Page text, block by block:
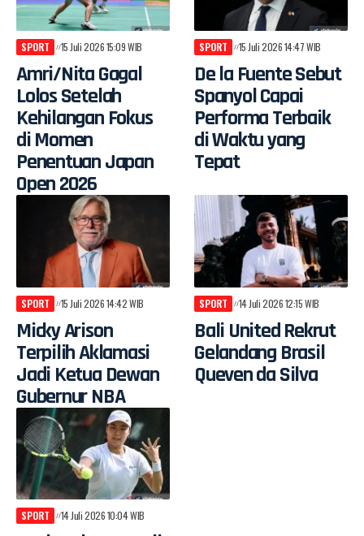
SPORT 15 Juli 2026 15:09 WIB
Amri/Nita Gagal
Lolos Setelah
Kehilangan Fokus
di Momen
Penentuan Japan
Open 2026
SPORT 15 Juli 2026 14:47 WIB
De la Fuente Sebut
Spanyol Capai
Performa Terbaik
di Waktu yang
Tepat
SPORT 15 Juli 2026 14:42 WIB
Micky Arison
Terpilih Aklamasi
Jadi Ketua Dewan
Gubernur NBA
SPORT 14 Juli 2026 12:15 WIB
Bali United Rekrut
Gelandang Brasil
Queven da Silva
SPORT 14 Juli 2026 10:04 WIB